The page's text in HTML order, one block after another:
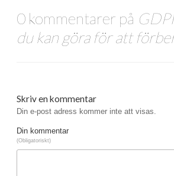
0 kommentarer på
du kan göra för att
Skriv en kommentar
Din e-post adress kommer inte att visas.
Din kommentar
(Obligatoriskt)